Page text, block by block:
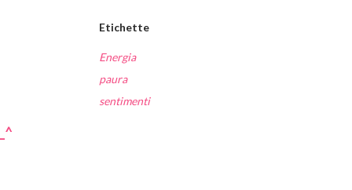
Etichette
Energia
paura
sentimenti